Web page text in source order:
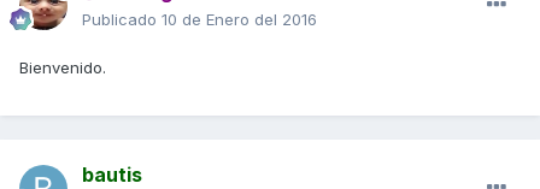
Publicado 10 de Enero del 2016
Bienvenido.
bautis